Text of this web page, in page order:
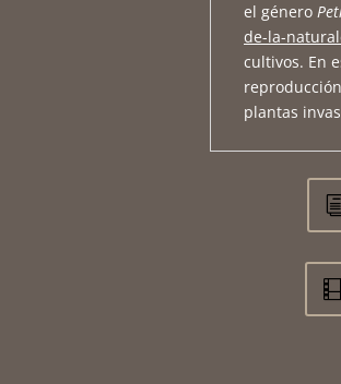
el género
de-la-
cultivos. En
plantas